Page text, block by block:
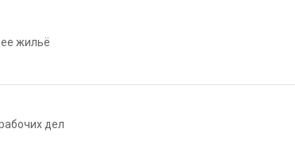
жильё
дел